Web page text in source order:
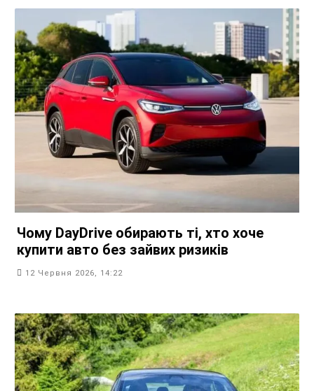
Чому DayDrive обирають ті, хто хоче
купити авто без зайвих ризиків
12 Червня 2026, 14:22